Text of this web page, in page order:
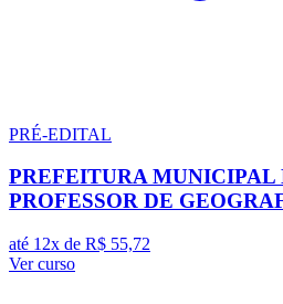
PRÉ-EDITAL
PREFEITURA MUNICIPAL
PROFESSOR DE
até 12x de R$ 55,72
Ver curso